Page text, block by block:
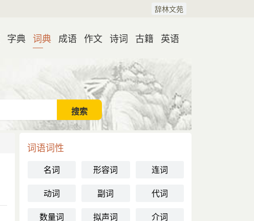
辞林文苑
字典 词典 成语 作文 诗词 古籍 英语
词语词性
名词 形容词
连词
动词
副词
代词
数量词
拟声词
介词